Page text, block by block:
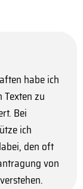
habe ich
Texten zu
Bei
ich
den oft
von